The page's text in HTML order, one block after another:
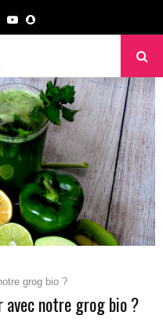
YoutubeSnapchat
grog bio ?
avec notre grog bio ?